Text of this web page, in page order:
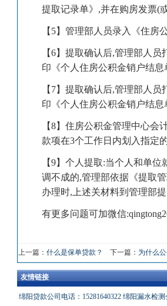
提取记录单》,并在购房发票(
【5】管理部人员录入《住房
【6】提取确认后,管理部人
印《个人住房公积金销户结息
【7】提取确认后,管理部人
印《个人住房公积金销户结息
【8】住房公积金管理中心
款项在3个工作日内划入指定
【9】个人提取:当个人和单
调不成的,管理部依据《提取
办理时,上述关材料到管理部
有更多问题可加微信
上一篇： 什么是保单贷款？ 下一篇： 为什么
友情链接
绵阳贷款公司电话：15281640322 绵阳漏水检测